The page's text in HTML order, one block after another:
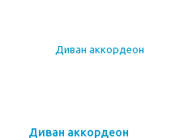
Диван аккордеон